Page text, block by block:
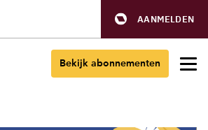
AANMELDEN
Bekijk abonnementen